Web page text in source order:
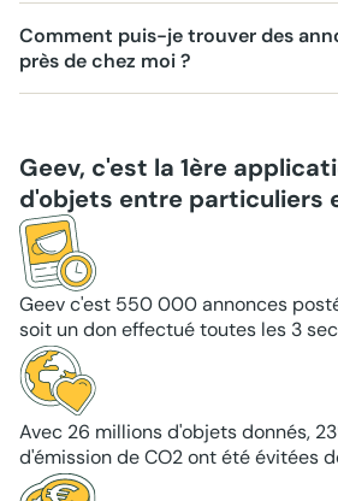
Comment puis-je trouver des
près de chez moi ?
Geev, c'est la 1ère
d'objets entre particuliers
Geev c'est 550 000 annonces
soit un don effectué toutes les 3
Avec 26 millions d'objets donnés,
d'émission de CO2 ont été évitées